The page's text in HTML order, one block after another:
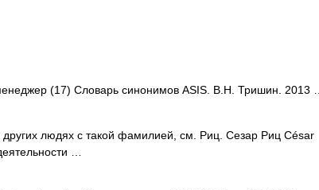
(17) Словарь синонимов ASIS. В.Н. Тришин. 2013 …
людях с такой фамилией, см. Риц. Сезар Риц César
…